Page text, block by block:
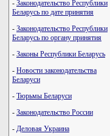
- Законодательство Республики
Беларусь по дате принятия
- Законодательство Республики
Беларусь по органу принятия
- Законы Республики Беларусь
- Новости законодательства
Беларуси
- Тюрьмы Беларуси
- Законодательство России
- Деловая Украина